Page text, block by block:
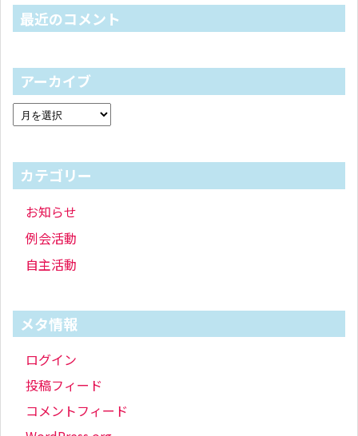
最近のコメント
アーカイブ
カテゴリー
お知らせ
例会活動
自主活動
メタ情報
ログイン
投稿フィード
コメントフィード